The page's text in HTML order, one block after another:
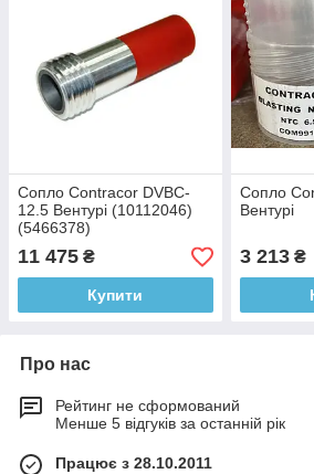
Сопло Contracor DVBC-
12.5 Вентурі (10112046)
(5466378)
11 475 ₴
Купити
Сопло
Вентурі
3 213₴
Про нас
Рейтинг не сформований
Менше 5 відгуків за останній рік
Працює з 28.10.2011